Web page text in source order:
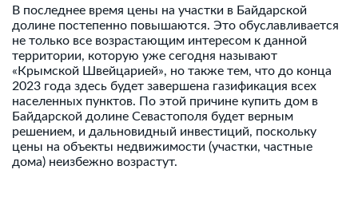
В последнее время цены на участки в Байдарской
долине постепенно повышаются. Это обуславливается
не только все возрастающим интересом к данной
территории, которую уже сегодня называют
«Крымской Швейцарией», но также тем, что до конца
2023 года здесь будет завершена газификация всех
населенных пунктов. По этой причине купить дом в
Байдарской долине Севастополя будет верным
решением, и дальновидный инвестиций, поскольку
цены на объекты недвижимости (участки, частные
дома) неизбежно возрастут.